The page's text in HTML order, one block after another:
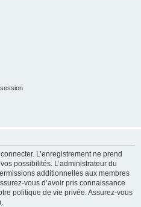
L’enregistrement ne prend
possibilités. L’administrateur du
additionnelles aux membres
vous d’avoir pris connaissance
politique de vie privée. Assurez-vous